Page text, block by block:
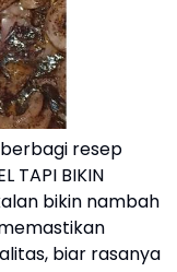
resep
TAPI BIKIN
bikin nambah
biar rasanya